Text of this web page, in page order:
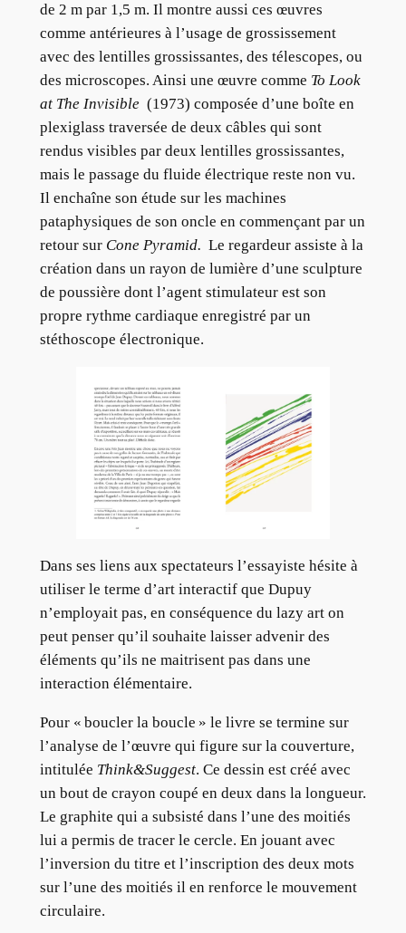
de 2 m par 1,5 m. Il montre aussi ces œuvres
comme antérieures à l’usage de grossissement
avec des lentilles grossissantes, des télescopes, ou
des microscopes. Ainsi une œuvre comme To Look
at The Invisible (1973) composée d’une boîte en
plexiglass traversée de deux câbles qui sont
rendus visibles par deux lentilles grossissantes,
mais le passage du fluide électrique reste non vu.
Il enchaîne son étude sur les machines
pataphysiques de son oncle en commençant par un
retour sur Cone Pyramid. Le regardeur assiste à la
création dans un rayon de lumière d’une sculpture
de poussière dont l’agent stimulateur est son
propre rythme cardiaque enregistré par un
stéthoscope électronique.
Dans ses liens aux spectateurs l’essayiste hésite à
utiliser le terme d’art interactif que Dupuy
n’employait pas, en conséquence du lazy art on
peut penser qu’il souhaite laisser advenir des
éléments qu’ils ne maitrisent pas dans une
interaction élémentaire.
Pour « boucler la boucle » le livre se termine sur
l’analyse de l’œuvre qui figure sur la couverture,
intitulée Think&Suggest. Ce dessin est créé avec
un bout de crayon coupé en deux dans la longueur.
Le graphite qui a subsisté dans l’une des moitiés
lui a permis de tracer le cercle. En jouant avec
l’inversion du titre et l’inscription des deux mots
sur l’une des moitiés il en renforce le mouvement
circulaire.